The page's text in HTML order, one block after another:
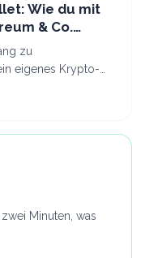
Wie du mit
& Co.
zu
eigenes Krypto-
dass viele
Minuten, was